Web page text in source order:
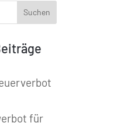
für